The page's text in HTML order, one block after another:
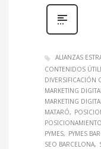
ALIANZAS
CONTENIDOS
DIVERSIFICACIÓN
MARKETING DIGITAL
MARKETING
MATARÓ
PYMES
PYMES
SEO BARCELONA